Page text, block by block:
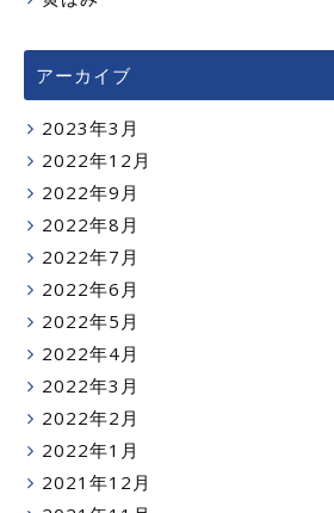
アーカイブ
2023年3月
2022年12月
2022年9月
2022年8月
2022年7月
2022年6月
2022年5月
2022年4月
2022年3月
2022年2月
2022年1月
2021年12月